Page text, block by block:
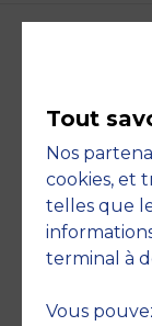
Tout
Nos
cookies, et
telles que
terminal à
Vous